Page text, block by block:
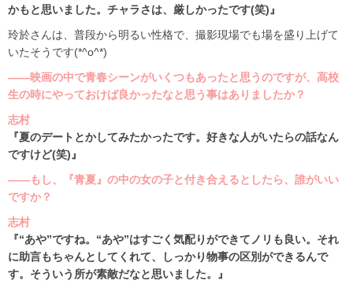
かもと思いました。チャラさは、厳しかったです(笑)』
玲於さんは、普段から明るい性格で、撮影現場でも場を盛り上げて
いたそうです(*^o^*)
――映画の中で青春シーンがいくつもあったと思うのですが、高校
生の時にやっておけば良かったなと思う事はありましたか？
志村
『夏のデートとかしてみたかったです。好きな人がいたらの話なん
ですけど(笑)』
――もし、『青夏』の中の女の子と付き合えるとしたら、誰がいい
ですか？
志村
『“あや”ですね。“あや”はすごく気配りができてノリも良い。それ
に助言もちゃんとしてくれて、しっかり物事の区別ができるんで
す。そういう所が素敵だなと思いました。』